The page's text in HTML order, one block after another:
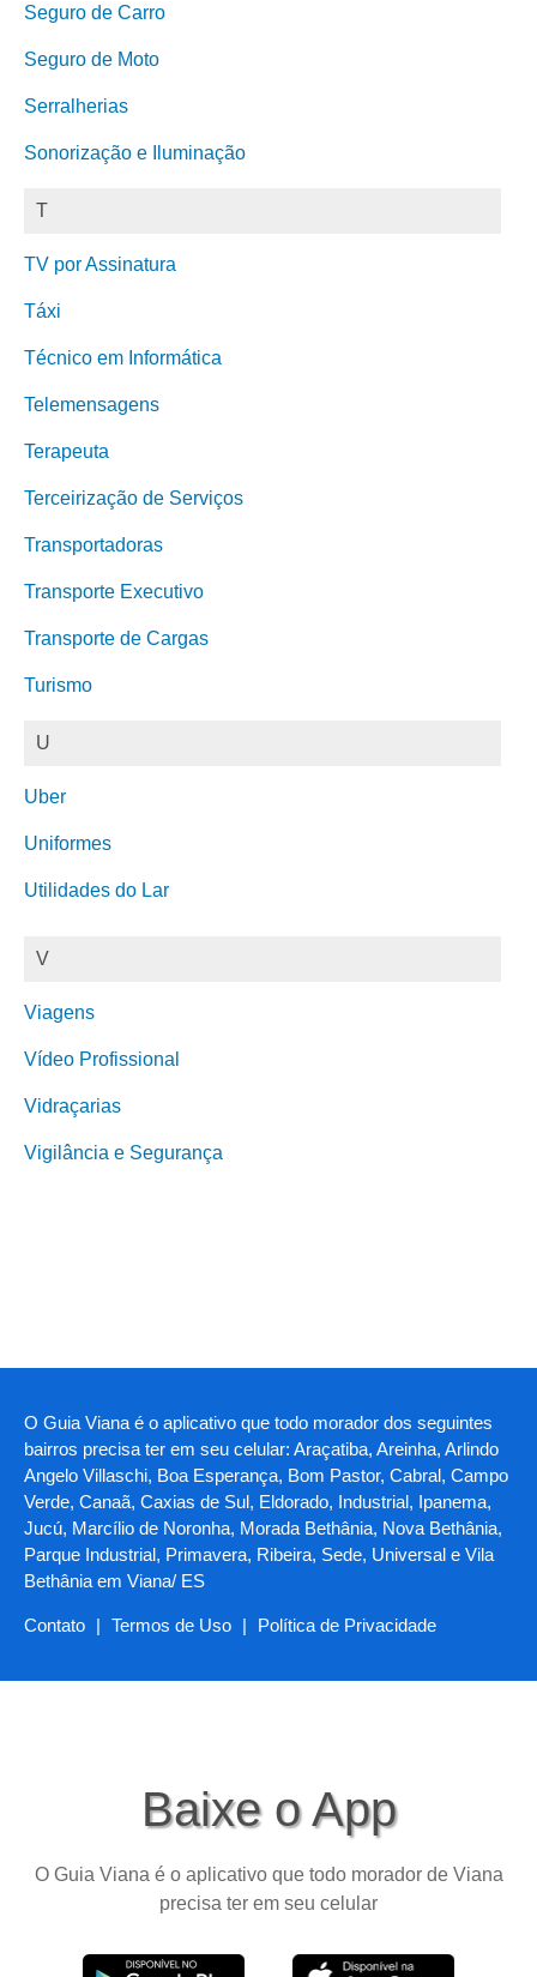
Seguro de Carro
Seguro de Moto
Serralherias
Sonorização e Iluminação
T
TV por Assinatura
Táxi
Técnico em Informática
Telemensagens
Terapeuta
Terceirização de Serviços
Transportadoras
Transporte Executivo
Transporte de Cargas
Turismo
U
Uber
Uniformes
Utilidades do Lar
V
Viagens
Vídeo Profissional
Vidraçarias
Vigilância e Segurança
O Guia Viana é o aplicativo que todo morador dos seguintes
bairros precisa ter em seu celular: Araçatiba, Areinha, Arlindo
Angelo Villaschi, Boa Esperança, Bom Pastor, Cabral, Campo
Verde, Canaã, Caxias de Sul, Eldorado, Industrial, Ipanema,
Jucú, Marcílio de Noronha, Morada Bethânia, Nova Bethânia,
Parque Industrial, Primavera, Ribeira, Sede, Universal e Vila
Bethânia em Viana/ ES
Contato | Termos de Uso | Política de Privacidade
Baixe o App
O Guia Viana é o aplicativo que todo morador de Viana
precisa ter em seu celular